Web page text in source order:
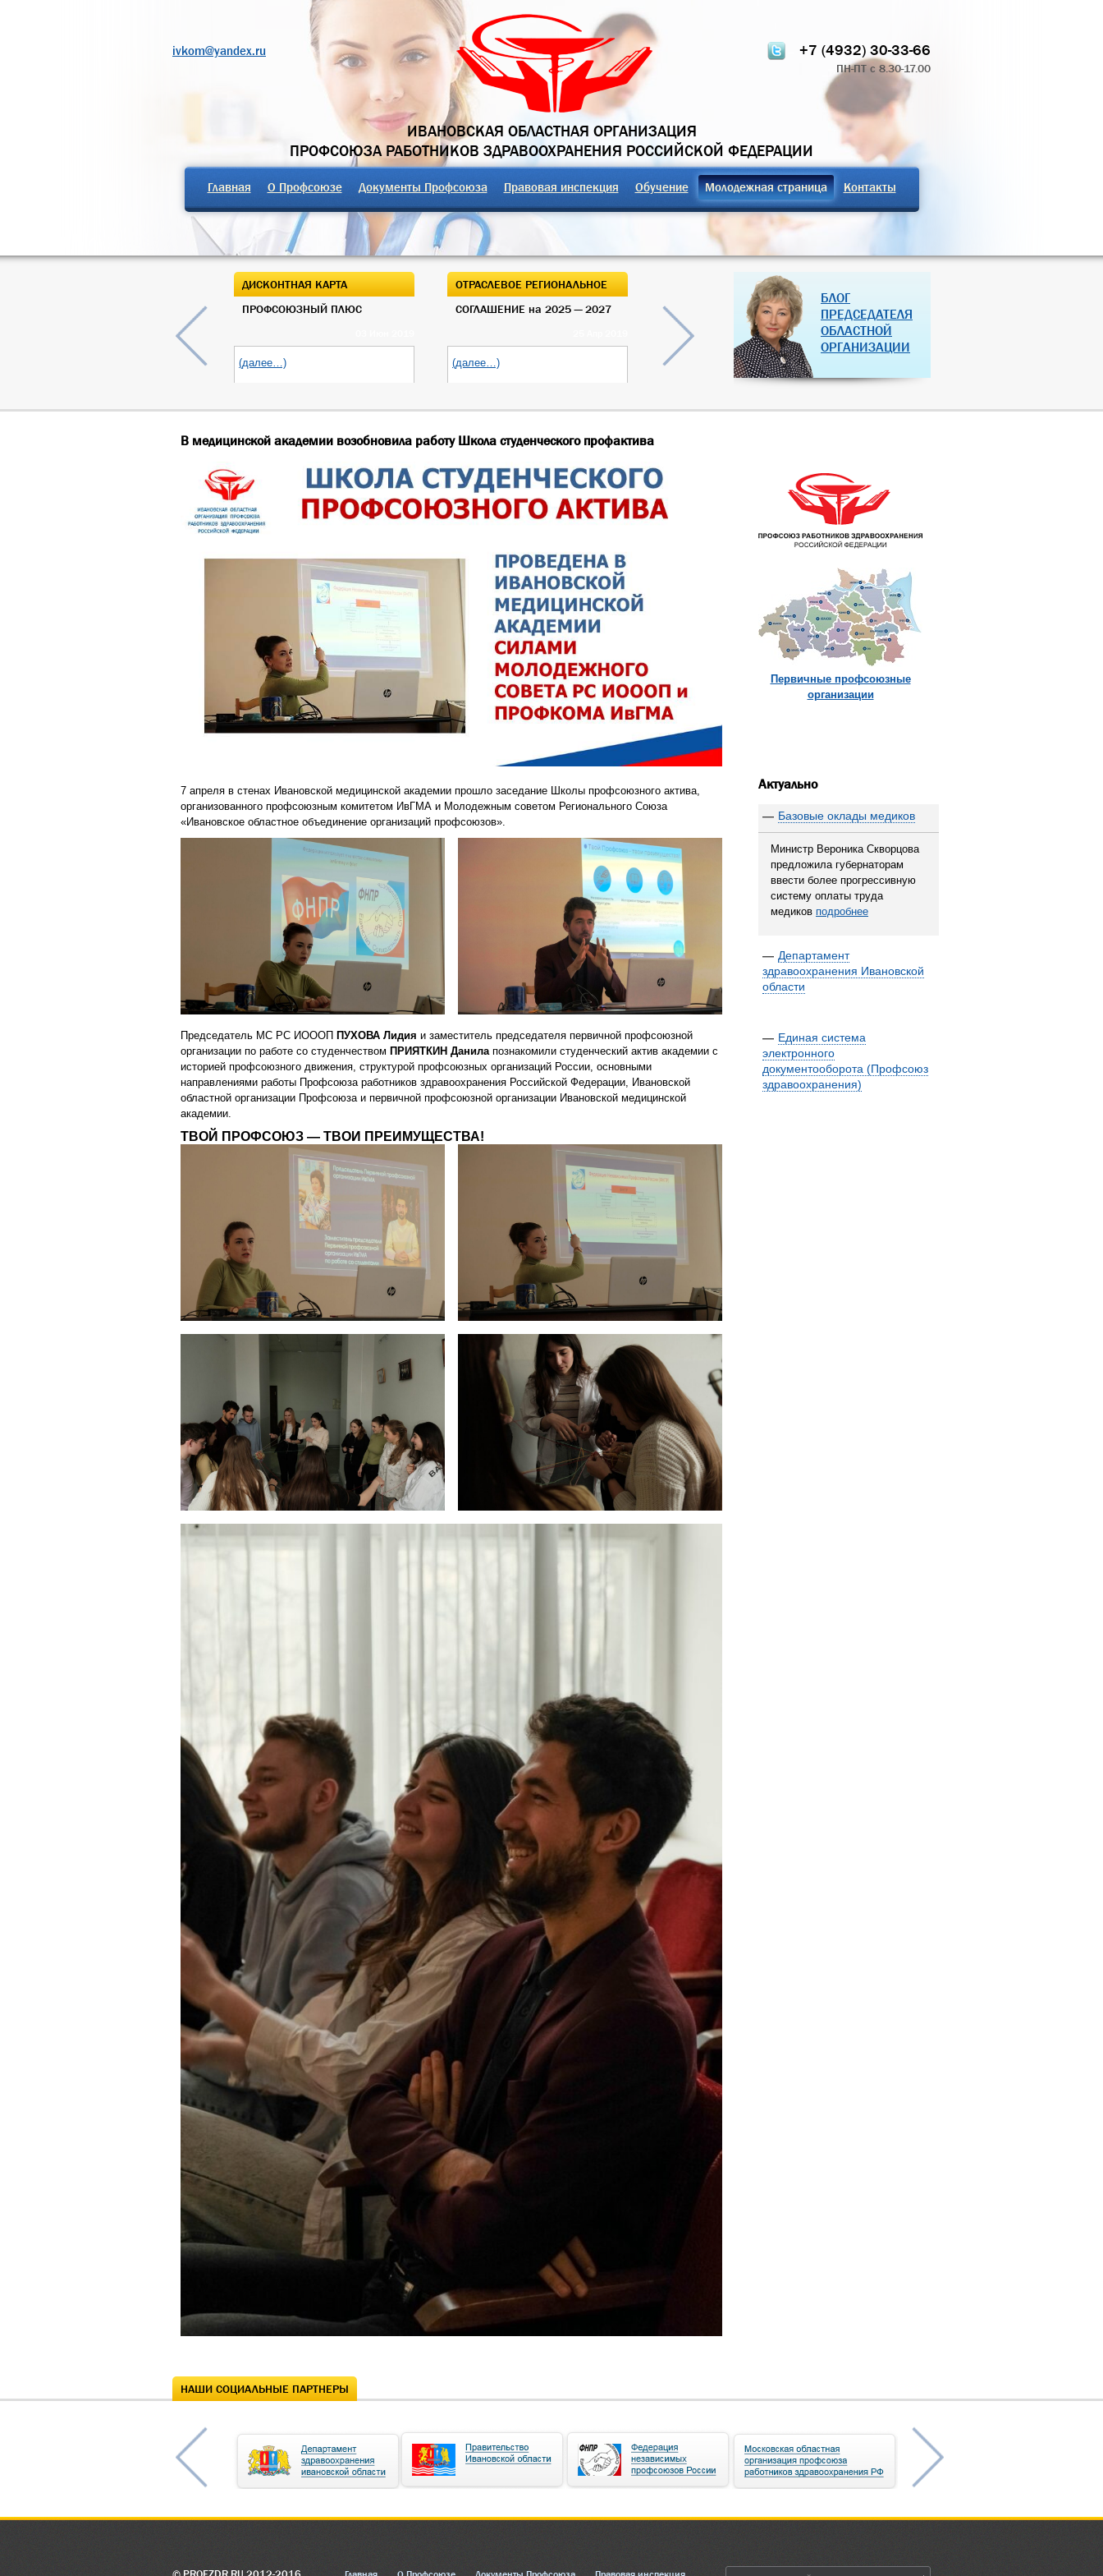
ivkom@yandex.ru +7 (4932) 30-33-66
ПН-ПТ с 8.30-17.00
ИВАНОВСКАЯ ОБЛАСТНАЯ ОРГАНИЗАЦИЯ
ПРОФСОЮЗА РАБОТНИКОВ ЗДРАВООХРАНЕНИЯ РОССИЙСКОЙ ФЕДЕРАЦИИ
Главная О Профсоюзе Документы Профсоюза Правовая инспекция Обучение Молодежная страница Контакты
ДИСКОНТНАЯ КАРТА
ПРОФСОЮЗНЫЙ ПЛЮС
(далее…)
ОТРАСЛЕВОЕ РЕГИОНАЛЬНОЕ
СОГЛАШЕНИЕ на 2025 — 2027
(далее…)
ОТКРЫТЫЙ ОТЧЁТ О РАБОТЕ
ОБЛАСТНОГО КОМИТЕТА 2024
07 Дек 2018
(далее…)
РОССИЙСКОЙ ФЕДЕРАЦИИ
БЛОГ
ПРЕДСЕДАТЕЛЯ
ОБЛАСТНОЙ
ОРГАНИЗАЦИИ
В медицинской академии возобновила работу Школа студенческого профактива
7 апреля в стенах Ивановской медицинской академии прошло заседание Школы профсоюзного актива,
организованного профсоюзным комитетом ИвГМА и Молодежным советом Регионального Союза
«Ивановское областное объединение организаций профсоюзов».
Председатель МС РС ИОООП ПУХОВА Лидия и заместитель председателя первичной профсоюзной
организации по работе со студенчеством ПРИЯТКИН Данилапознакомили студенческий актив академии с
историей профсоюзного движения, структурой профсоюзных организаций России, основными
направлениями работы Профсоюза работников здравоохранения Российской Федерации, Ивановской
областной организации Профсоюза и первичной профсоюзной организации Ивановской медицинской
академии.
ТВОЙ ПРОФСОЮЗ — ТВОИ ПРЕИМУЩЕСТВА!
Первичные профсоюзные
организации
Актуально
— Базовые оклады медиков
Министр Вероника Скворцова
предложила губернаторам
ввести более прогрессивную
систему оплаты труда
медиков подробнее
— Департамент
здравоохранения Ивановской
области
— Единая система
электронного
документооборота (Профсоюз
здравоохранения)
НАШИ СОЦИАЛЬНЫЕ ПАРТНЕРЫ